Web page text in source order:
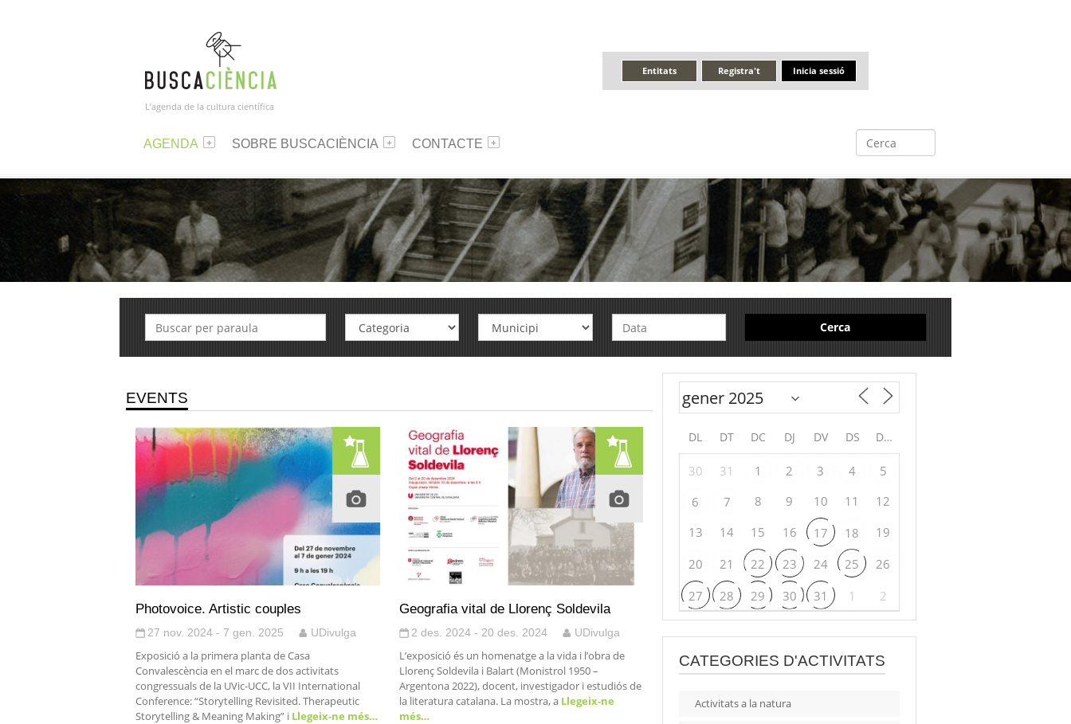
L’agenda de la cultura científica
Inicia sessió
Registra't
Entitats
AGENDA SOBRE BUSCACIÈNCIA CONTACTE
Cerca
EVENTS
Photovoice. Artistic couples
27 nov. 2024 - 7 gen. 2025 UDivulga
Exposició a la primera planta de Casa
Convalescència en el marc de dos activitats
congressuals de la UVic-UCC, la VII International
Conference: “Storytelling Revisited. Therapeutic
Storytelling & Meaning Making” i Llegeix-ne més…
Geografia vital de Llorenç Soldevila
2 des. 2024 - 20 des. 2024 UDivulga
L’exposició és un homenatge a la vida i l’obra de
Llorenç Soldevila i Balart (Monistrol 1950 –
Argentona 2022), docent, investigador i estudiós de
la literatura catalana. La mostra, aLlegeix-ne
més…
DL DT DC DJ DV DS DG
30 31 1 2 3 4
5
6
7 8 9 10 11
12
13
14 15 16 17 18 19
20 21 22 23 24 25
26
27
28 29 30 31 1 2
CATEGORIES D'ACTIVITATS
Activitats a la natura